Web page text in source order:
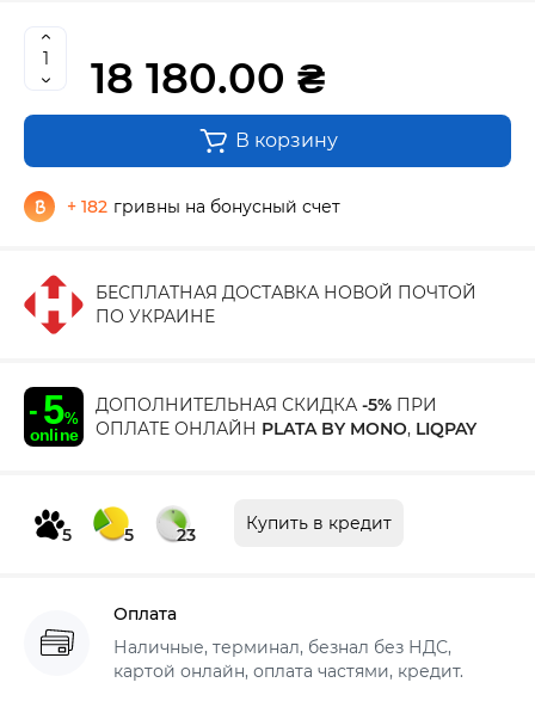
18 180.00 ₴
В корзину
+ 182 гривны на бонусный счет
БЕСПЛАТНАЯ ДОСТАВКА НОВОЙ ПОЧТОЙ
ПО УКРАИНЕ
ДОПОЛНИТЕЛЬНАЯ СКИДКА -5% ПРИ
ОПЛАТЕ ОНЛАЙН PLATA BY MONO, LIQPAY
5 5 23
Купить в кредит
Оплата
Наличные, терминал, безнал без НДС,
картой онлайн, оплата частями, кредит.